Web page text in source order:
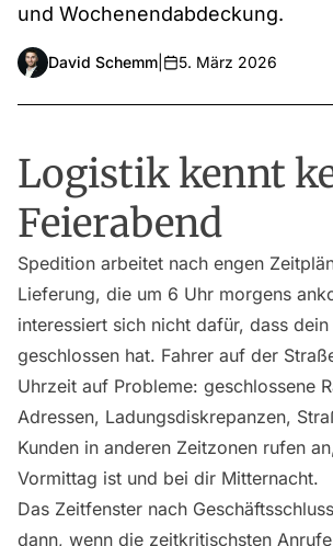
und Wochenendabdeckung.
David Schemm 5. März 2026
Logistik kennt
Feierabend
Spedition arbeitet nach engen
Lieferung, die um 6 Uhr morgens
interessiert sich nicht dafür, dass dein
geschlossen hat. Fahrer auf der
Uhrzeit auf Probleme: geschlossene
Adressen, Ladungsdiskrepanzen,
Kunden in anderen Zeitzonen rufen
Vormittag ist und bei dir Mitternacht.
Das Zeitfenster nach
dann, wenn die zeitkritischsten